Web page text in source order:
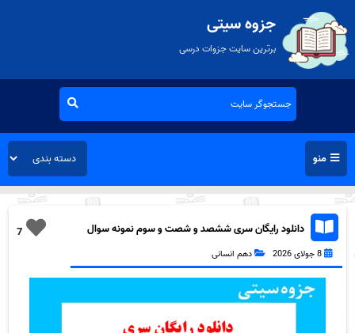
جزوه سیتی
برترین سایت جزوات درسی
منو
7
دانلود رایگان سری ششصد و شصت و سوم نمونه سوال
ریاضی و آمار دهم انسانی به همراه pdf
8 جولای 2026 دهم انسانی